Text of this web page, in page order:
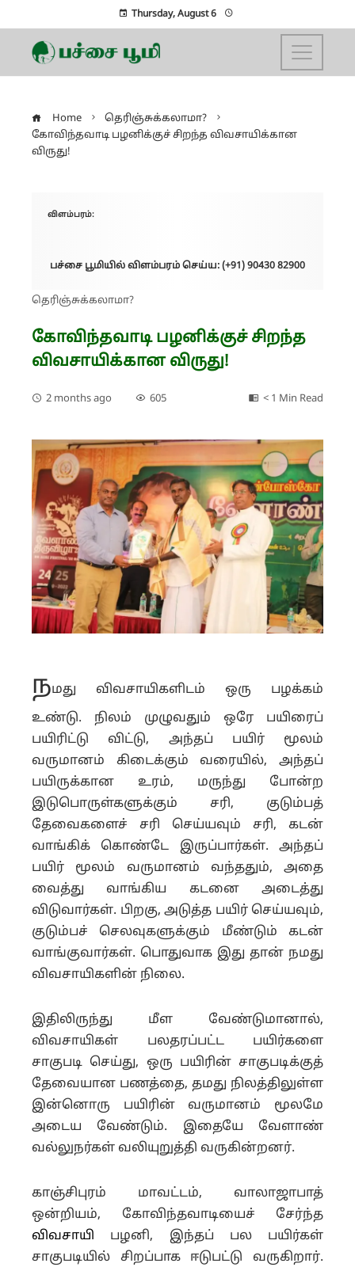
Thursday, August 6
Home
தெரிஞ்சுக்கலாமா?
கோவிந்தவாடி பழனிக்குச் சிறந்த விவசாயிக்கான
விருது!
விளம்பரம்:
பச்சை பூமியில் விளம்பரம் செய்ய: (+91) 90430 82900
தெரிஞ்சுக்கலாமா?
கோவிந்தவாடி பழனிக்குச் சிறந்த
விவசாயிக்கான விருது!
2 months ago 605 < 1 Min Read
நமது விவசாயிகளிடம் ஒரு பழக்கம்
உண்டு. நிலம் முழுவதும் ஒரே பயிரைப்
பயிரிட்டு விட்டு, அந்தப் பயிர் மூலம்
வருமானம் கிடைக்கும் வரையில், அந்தப்
பயிருக்கான உரம், மருந்து போன்ற
இடுபொருள்களுக்கும் சரி, குடும்பத்
தேவைகளைச் சரி செய்யவும் சரி, கடன்
வாங்கிக் கொண்டே இருப்பார்கள். அந்தப்
பயிர் மூலம் வருமானம் வந்ததும், அதை
வைத்து வாங்கிய கடனை அடைத்து
விடுவார்கள். பிறகு, அடுத்த பயிர் செய்யவும்,
குடும்பச் செலவுகளுக்கும் மீண்டும் கடன்
வாங்குவார்கள். பொதுவாக இது தான் நமது
விவசாயிகளின் நிலை.
இதிலிருந்து மீள வேண்டுமானால்,
விவசாயிகள் பலதரப்பட்ட பயிர்களை
சாகுபடி செய்து, ஒரு பயிரின் சாகுபடிக்குத்
தேவையான பணத்தை, தமது நிலத்திலுள்ள
இன்னொரு பயிரின் வருமானம் மூலமே
அடைய வேண்டும். இதையே வேளாண்
வல்லுநர்கள் வலியுறுத்தி வருகின்றனர்.
காஞ்சிபுரம் மாவட்டம், வாலாஜாபாத்
ஒன்றியம், கோவிந்தவாடியைச் சேர்ந்த
விவசாயி பழனி, இந்தப் பல பயிர்கள்
சாகுபடியில் சிறப்பாக ஈடுபட்டு வருகிறார்.